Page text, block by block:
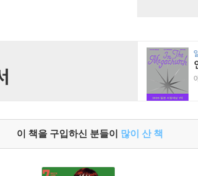
이 책을 구입하신 분들이 많이 산 책